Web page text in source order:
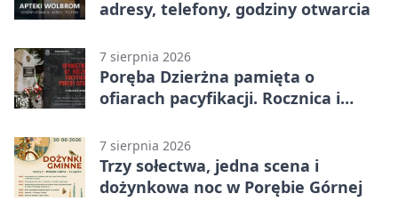
adresy, telefony, godziny otwarcia
7 sierpnia 2026
Poręba Dzierżna pamięta o
ofiarach pacyfikacji. Rocznica i
7 sierpnia 2026
Trzy sołectwa, jedna scena i
dożynkowa noc w Porębie Górnej